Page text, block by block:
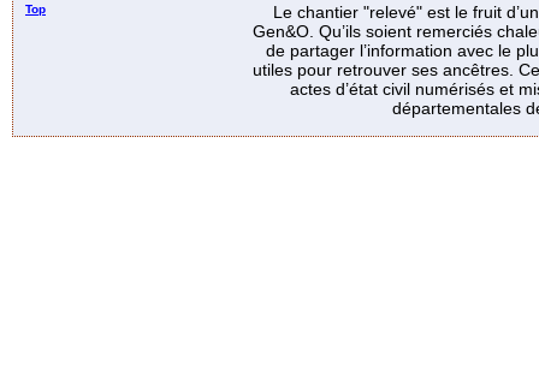
Top
Le chantier "relevé" est le fruit
Gen&O. Qu’ils soient remerciés
de partager l’information avec le
utiles pour retrouver ses ancêtres.
actes d’état civil numérisés et
départementales